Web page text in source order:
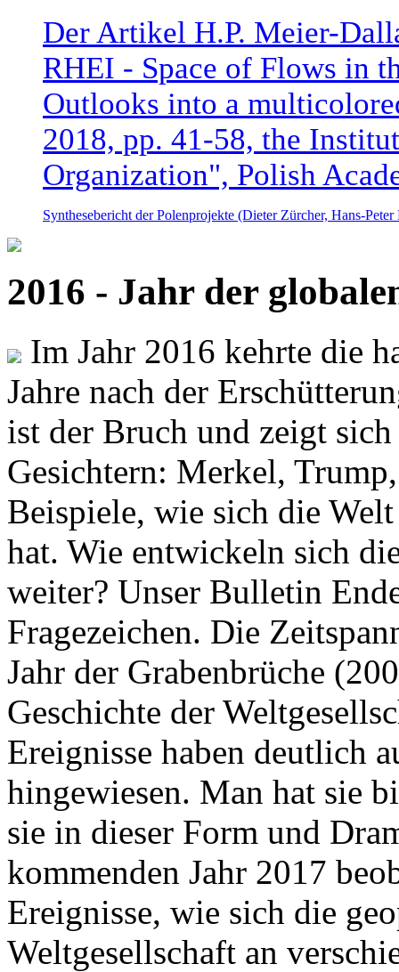
Der Artikel H.P. Meier-
RHEI - Space of Flows in
Outlooks into a
2018, pp. 41-58, the
Organization", Polish
Synthesebericht der Polenprojekte (Dieter Zürcher, Hans-
2016 - Jahr der
Im Jahr 2016 kehrte die
Jahre nach der
ist der Bruch und zeigt
Gesichtern: Merkel,
Beispiele, wie sich die
hat. Wie entwickeln sich
weiter? Unser Bulletin
Fragezeichen. Die
Jahr der Grabenbrüche
Geschichte der
Ereignisse haben deutlich
hingewiesen. Man hat sie
sie in dieser Form und
kommenden Jahr 2017
Ereignisse, wie sich die
Weltgesellschaft an